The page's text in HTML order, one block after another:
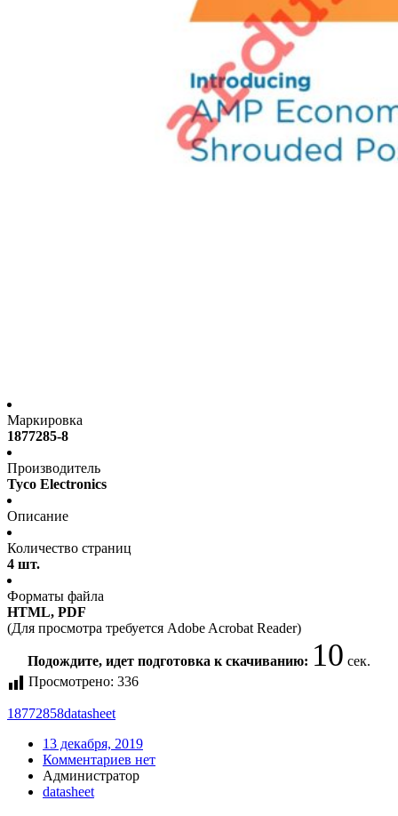
Маркировка
1877285-8
Производитель
Tyco Electronics
Описание
Количество страниц
4 шт.
Форматы файла
HTML, PDF
(Для просмотра требуется Adobe Acrobat Reader)
Подождите, идет подготовка к скачиванию: 10 сек.
Просмотрено: 336
18772858datasheet
13 декабря, 2019
Комментариев нет
Администратор
datasheet